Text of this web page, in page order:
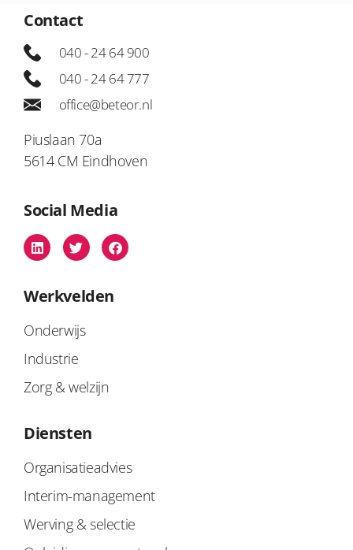
Contact
040 - 24 64 900
040 - 24 64 777
office@beteor.nl
Piuslaan 70a
5614 CM Eindhoven
Social Media
Werkvelden
Onderwijs
Industrie
Zorg & welzijn
Diensten
Organisatieadvies
Interim-management
Werving & selectie